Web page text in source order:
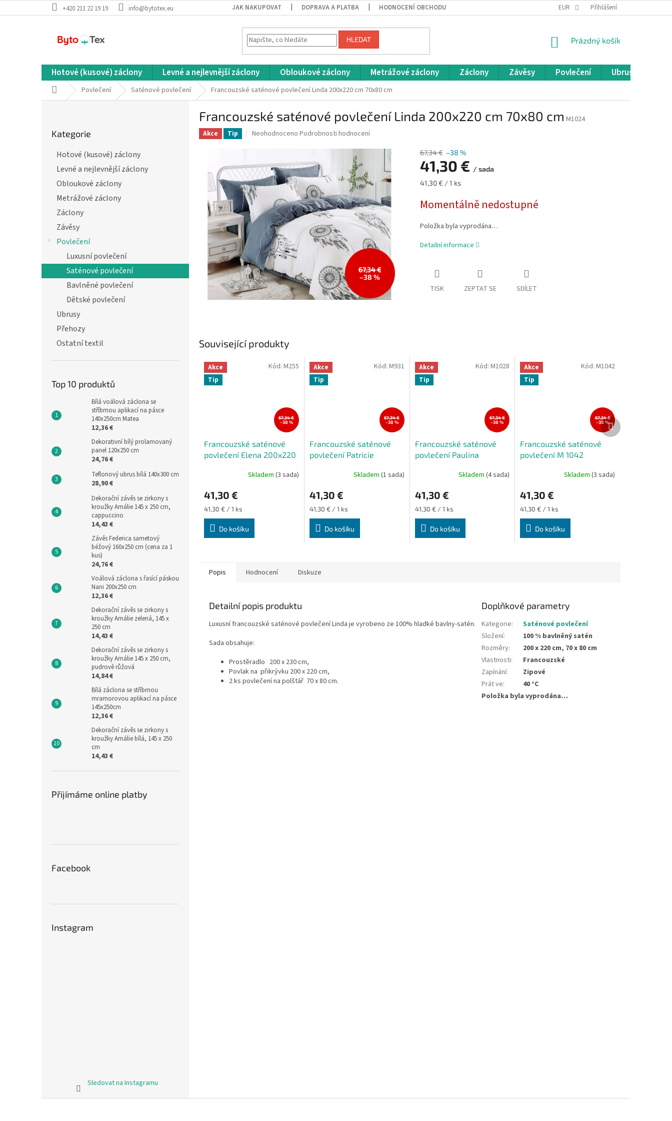
na
+420 211 22 19 19 info@bytotex.eu JAK NAKUPOVAT DOPRAVA A PLATBA HODNOCENÍ OBCHODU OBCHODNÍ PODMÍNKY
EUR Přihlášení
HLEDAT
NÁKUPNÍ
Prázdný košík
Hotové (kusové) záclony Levné a nejlevnější záclony Obloukové záclony Metrážové záclony Záclony Závěsy Povlečení Ubrusy
Domů Povlečení Saténové povlečení Francouzské saténové povlečení Linda 200x220 cm 70x80 cm
kategorie
Kategorie
Hotové (kusové) záclony
Levné a nejlevnější záclony
Obloukové záclony
Metrážové záclony
Záclony
Závěsy
Povlečení
Luxusní povlečení
Saténové povlečení
Bavlněné povlečení
Dětské povlečení
Ubrusy
Přehozy
Ostatní textil
Top 10 produktů
Bílá voálová záclona se
stříbrnou aplikací na pásce
140x250cm Matea
12,36 €
Dekorativní bílý prolamovaný
panel 120x250 cm
24,76 €
Teflonový ubrus bílá 140x300 cm
28,90 €
Dekorační závěs se zirkony s
kroužky Amálie 145 x 250 cm,
cappuccino
14,43 €
Závěs Federica sametový
béžový 160x250 cm (cena za 1
kus)
24,76 €
Voálová záclona s řasící páskou
Nani 200x250 cm
12,36 €
Dekorační závěs se zirkony s
kroužky Amálie zelená, 145 x
250 cm
14,43 €
Dekorační závěs se zirkony s
kroužky Amálie 145 x 250 cm,
pudrově růžová
14,84 €
Bílá záclona se stříbrnou
mramorovou aplikací na pásce
145x250cm
12,36 €
Dekorační závěs se zirkony s
kroužky Amálie bílá, 145 x 250
cm
14,43 €
Přijímáme online platby
Facebook
Instagram
Sledovat na Instagramu
Francouzské saténové povlečení Linda 200x220 cm 70x80 cm M1024
Akce Tip
Průměrné
0,0
z
5
hvězdiček.
Neohodnoceno Podrobnosti hodnocení
67,34 €
–38 %
67,34 € –38 %
41,30 € / sada
Měrná
41,30 € / 1 ks
Momentálně nedostupné
Položka byla vyprodána…
Detailní informace
TISK ZEPTAT SE SDÍLET
Související produkty
Akce
Tip
67,34 €
–38 %
Francouzské saténové
povlečení Elena 200x220
Skladem (3 sada)
41,30 €
Měrná
cena:
41,30 € / 1 ks
Do košíku
Kód: M255
Akce
Tip
67,34 €
–38 %
Francouzské saténové
povlečení Patricie
Skladem (1 sada)
41,30 €
Měrná
cena:
41,30 € / 1 ks
Do košíku
Kód: M931
Akce
Tip
67,34 €
–38 %
Francouzské saténové
povlečení Paulina
Skladem(4 sada)
41,30 €
Měrná
cena:
41,30 € / 1 ks
Do košíku
Kód:M1028
Akce
Tip
67,34 €
–38 %
Francouzské saténové
povlečení M 1042
Skladem (3 sada)
41,30 €
Měrná
cena:
41,30 € / 1 ks
Do košíku
Kód: M1042
Další
produkt
Popis Hodnocení Diskuze
Detailní popis produktu
Luxusní francouzské saténové povlečení Linda je vyrobeno ze 100% hladké bavlny-satén.
Sada obsahuje:
Prostěradlo 200 x 230 cm,
Povlak na přikrývku 200 x 220 cm,
2 ks povlečení na polštář 70 x 80 cm.
Doplňkové parametry
Kategorie:
Saténové povlečení
Složení:
100 % bavlněný satén
Rozměry:
200 x 220 cm, 70 x 80 cm
Vlastnosti:
Francouzské
Zapínání:
Zipové
Prát ve:
40 °C
Položka byla vyprodána…